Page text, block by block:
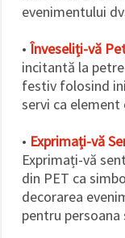
evenimentului
• Înveseliți-vă
incitantă la
festiv folosind
servi ca
• Exprimați-vă
Exprimați-vă
din PET ca
decorarea
pentru persoana